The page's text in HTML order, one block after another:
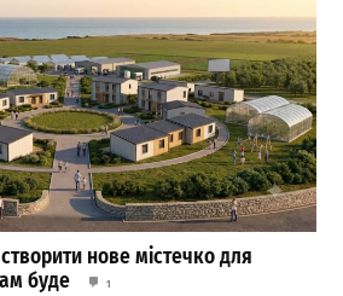
нове містечко для
буде
1